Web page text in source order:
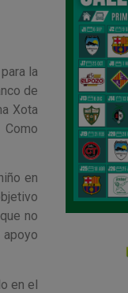
la
de
Xota
en
no
en el